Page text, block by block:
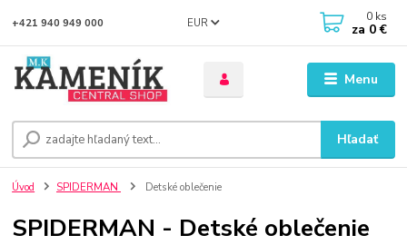
Menu
EUR
Hľadať
+421 940 949 000 0 ks
za 0 €
Úvod SPIDERMAN Detské oblečenie
SPIDERMAN - Detské oblečenie